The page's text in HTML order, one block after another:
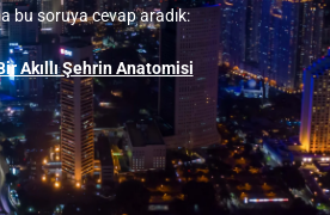
bu soruya cevap aradık:
Akıllı Şehrin Anatomisi